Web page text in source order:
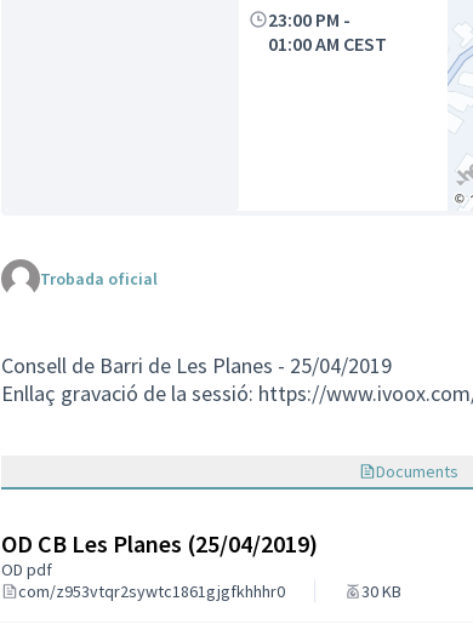
23:00 PM -
01:00 AM CEST
Trobada oficial
Consell de Barri de Les Planes - 25/04/2019
Enllaç gravació de la sessió: https://
Documents
OD CB Les Planes (25/04/2019)
OD pdf
com/z953vtqr2sywtc1861gjgfkhhhr0
30 KB